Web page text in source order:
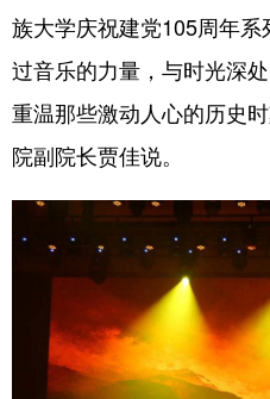
族大学庆祝建党105周年系
过音乐的力量，与时光深
重温那些激动人心的历史
院副院长贾佳说。